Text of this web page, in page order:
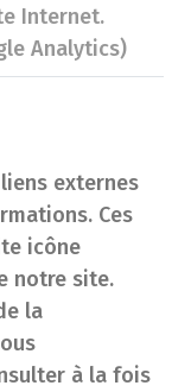
Internet.
Analytics)
externes
Ces
icône
notre site.
la
à la fois